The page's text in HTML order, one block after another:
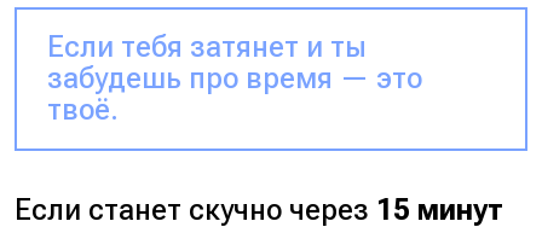
Если тебя затянет и ты
забудешь про время — это
твоё.
Если станет скучно через 15 минут